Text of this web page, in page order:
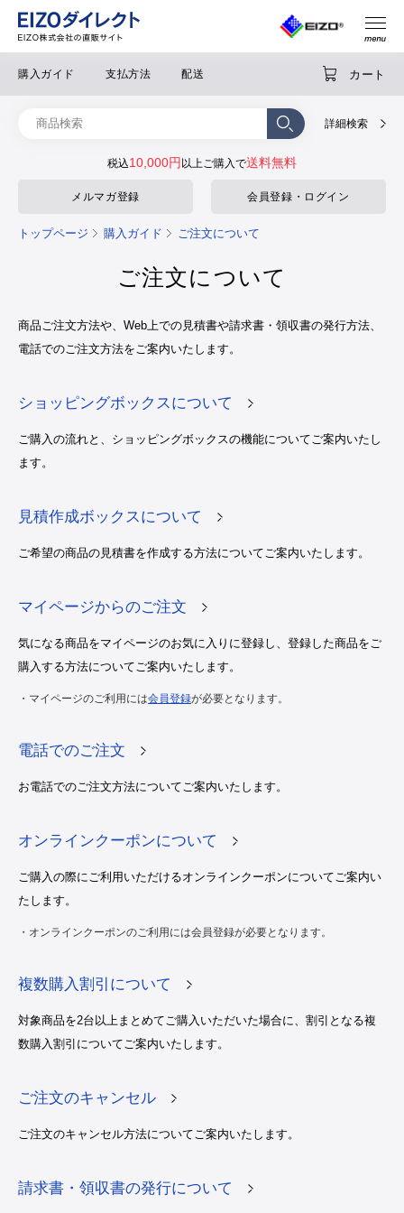
購入ガイド 支払方法 配送 カート
詳細検索
税込10,000円 以上ご購入で送料無料
メルマガ登録 会員登録・ログイン
トップページ 購入ガイド ご注文について
ご注文について
商品ご注文方法や、Web上での見積書や請求書・領収書の発行方法、
電話でのご注文方法をご案内いたします。
ショッピングボックスについて
ご購入の流れと、ショッピングボックスの機能についてご案内いたし
ます。
見積作成ボックスについて
ご希望の商品の見積書を作成する方法についてご案内いたします。
マイページからのご注文
気になる商品をマイページのお気に入りに登録し、登録した商品をご
購入する方法についてご案内いたします。
・マイページのご利用には会員登録が必要となります。
電話でのご注文
お電話でのご注文方法についてご案内いたします。
オンラインクーポンについて
ご購入の際にご利用いただけるオンラインクーポンについてご案内い
たします。
・オンラインクーポンのご利用には会員登録が必要となります。
複数購入割引について
対象商品を2台以上まとめてご購入いただいた場合に、割引となる複
数購入割引についてご案内いたします。
ご注文のキャンセル
ご注文のキャンセル方法についてご案内いたします。
請求書・領収書の発行について